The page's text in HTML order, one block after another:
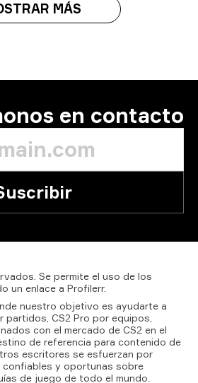
MÁS
en contacto
Se permite el uso de los
un enlace a Profilerr.
nuestro objetivo es ayudarte a
partidos, CS2 Pro por equipos,
con el mercado de CS2 en el
de referencia para contenido de
escritores se esfuerzan por
y oportunas sobre
de juego de todo el mundo.